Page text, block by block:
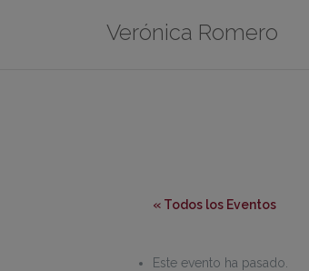
Verónica Romero
« Todos los Eventos
Este evento ha pasado.